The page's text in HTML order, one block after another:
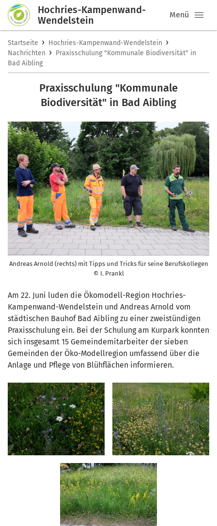
Hochries-Kampenwand-
Wendelstein
Menü
Startseite › Hochries-Kampenwand-Wendelstein ›
Nachrichten › Praxisschulung "Kommunale Biodiversität" in
Bad Aibling
Praxisschulung "Kommunale
Biodiversität" in Bad Aibling
Andreas Arnold (rechts) mit Tipps und Tricks für seine Berufskollegen
© I. Prankl
Am 22. Juni luden die Ökomodell-Region Hochries-
Kampenwand-Wendelstein und Andreas Arnold vom
städtischen Bauhof Bad Aibling zu einer zweistündigen
Praxisschulung ein. Bei der Schulung am Kurpark konnten
sich insgesamt 15 Gemeindemitarbeiter der sieben
Gemeinden der Öko-Modellregion umfassend über die
Anlage und Pflege von Blühflächen informieren.